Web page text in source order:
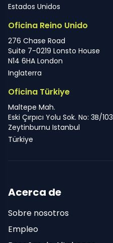
Estados Unidos
Oficina Reino Unido
276 Chase Road
Suite 7-0219 Lonsto House
N14 6HA London
Inglaterra
Oficina Türkiye
Maltepe Mah.
Eski Çırpıcı Yolu Sok. No: 3B/103
Zeytinburnu Istanbul
Türkiye
Acerca de
Sobre nosotros
Empleo